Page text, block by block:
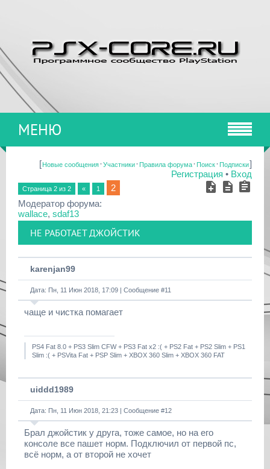
МЕНЮ
[Новые сообщения·Участники·Правила форума·Поиск·Подписки]
Регистрация • Вход
Страница 2 из 2 « 1
2
Модератор форума:
wallace, sdaf13
НЕ РАБОТАЕТ ДЖОЙСТИК
karenjan99
Дата: Пн, 11 Июн 2018, 17:09 | Сообщение #11
чаще и чистка помагает
PS4 Fat 8.0 + PS3 Slim CFW + PS3 Fat x2 :( + PS2 Fat + PS2 Slim + PS1
Slim :( + PSVita Fat + PSP Slim + XBOX 360 Slim + XBOX 360 FAT
uiddd1989
Дата: Пн, 11 Июн 2018, 21:23 | Сообщение #12
Брал джойстик у друга, тоже самое, но на его
консоле все пашет норм. Подключил от первой пс,
всё норм, а от второй не хочет